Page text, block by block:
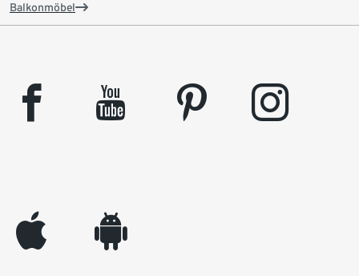
Balkonmöbel
facebook youtube pinterest instagram
appleinc android